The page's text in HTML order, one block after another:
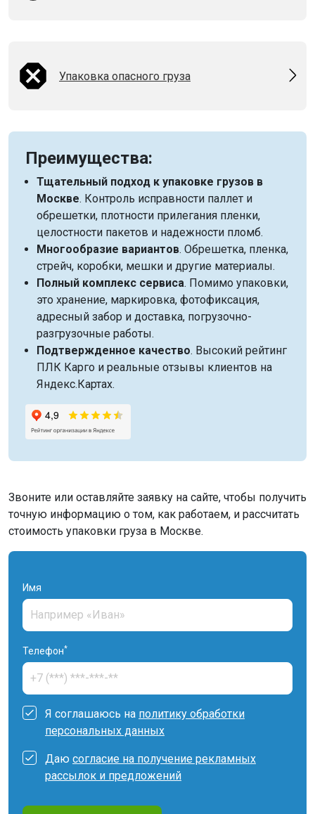
Упаковка опасного груза
Преимущества:
Тщательный подход к упаковке грузов в
Москве. Контроль исправности паллет и
обрешетки, плотности прилегания пленки,
целостности пакетов и надежности пломб.
Многообразие вариантов. Обрешетка, пленка,
стрейч, коробки, мешки и другие материалы.
Полный комплекс сервиса. Помимо упаковки,
это хранение, маркировка, фотофиксация,
адресный забор и доставка, погрузочно-
разгрузочные работы.
Подтвержденное качество. Высокий рейтинг
ПЛК Карго и реальные отзывы клиентов на
Яндекс.Картах.
Звоните или оставляйте заявку на сайте, чтобы получить
точную информацию о том, как работаем, и рассчитать
стоимость упаковки груза в Москве.
Имя
Телефон*
Я соглашаюсь на политику обработки
персональных данных
Даю согласие на получение рекламных
рассылок и предложений